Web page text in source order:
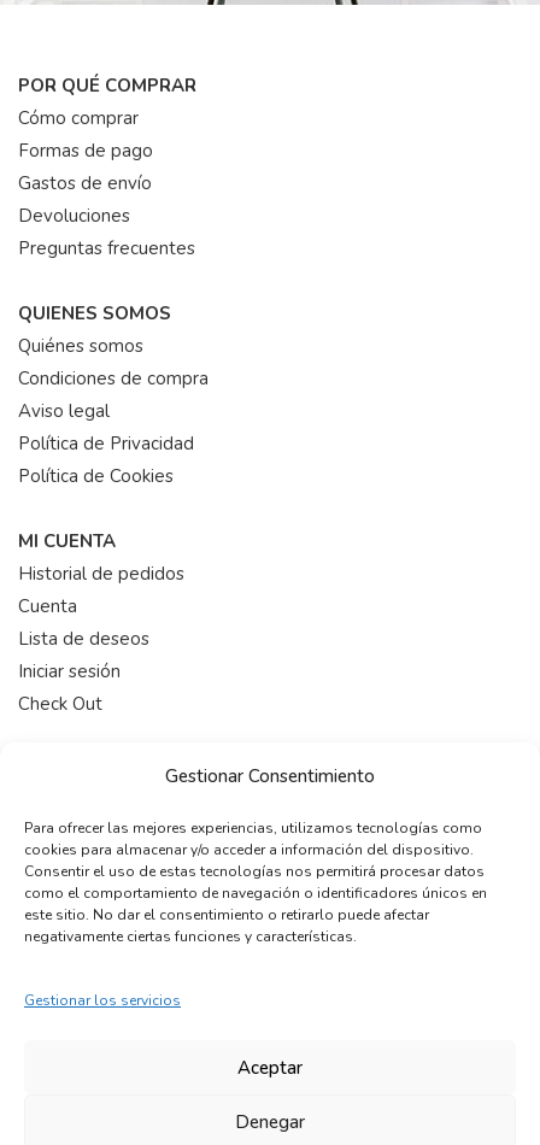
Gestionar Consentimiento
Para ofrecer las mejores experiencias, utilizamos tecnologías como
cookies para almacenar y/o acceder a información del dispositivo.
Consentir el uso de estas tecnologías nos permitirá procesar datos
como el comportamiento de navegación o identificadores únicos en
este sitio. No dar el consentimiento o retirarlo puede afectar
negativamente ciertas funciones y características.
Gestionar los servicios
Aceptar
Denegar
POR QUÉ COMPRAR
Cómo comprar
Formas de pago
Gastos de envío
Devoluciones
Preguntas frecuentes
QUIENES SOMOS
Quiénes somos
Condiciones de compra
Aviso legal
Política de Privacidad
Política de Cookies
MI CUENTA
Historial de pedidos
Cuenta
Lista de deseos
Iniciar sesión
Check Out
CONTACTAR
telefono:+34 722 12 15 22
email:info@maleonss.com
reservados.